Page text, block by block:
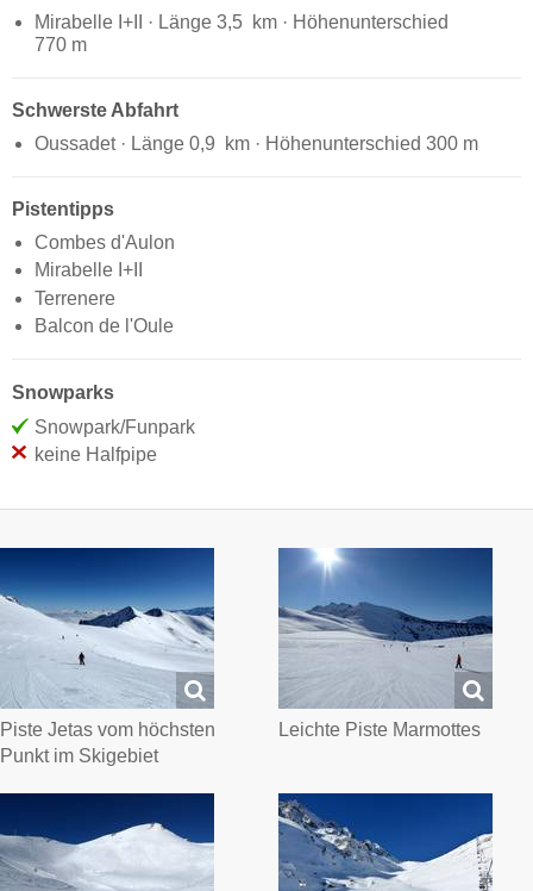
Mirabelle I+II · Länge 3,5 km · Höhenunterschied
770 m
Schwerste Abfahrt
Oussadet · Länge 0,9 km · Höhenunterschied 300 m
Pistentipps
Combes d'Aulon
Mirabelle I+II
Terrenere
Balcon de l'Oule
Snowparks
Snowpark/Funpark
keine Halfpipe
Piste Jetas vom höchsten
Punkt im Skigebiet
Leichte Piste Marmottes